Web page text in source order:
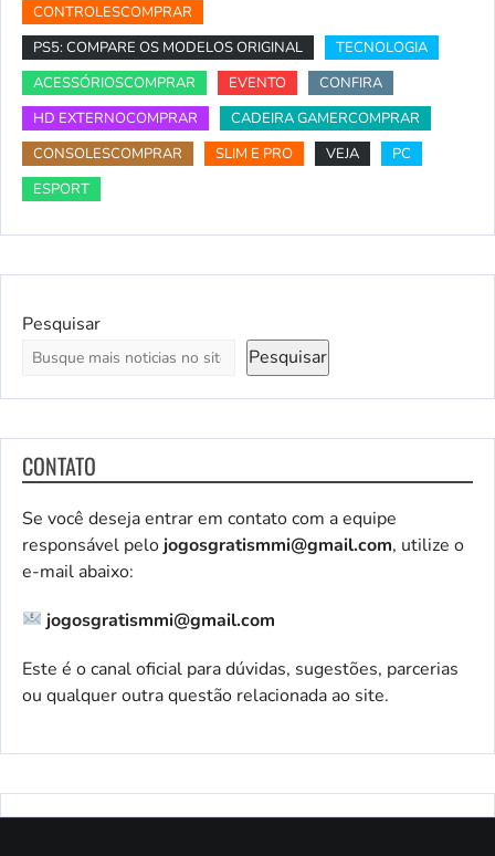
CONTROLESCOMPRAR
PS5: COMPARE OS MODELOS ORIGINAL
TECNOLOGIA
ACESSÓRIOSCOMPRAR
EVENTO
CONFIRA
HD EXTERNOCOMPRAR
CADEIRA GAMERCOMPRAR
CONSOLESCOMPRAR
SLIM E PRO VEJA
PC
ESPORT
Pesquisar
Pesquisar
CONTATO
Se você deseja entrar em contato com a equipe
responsável pelo jogosgratismmi@gmail.com, utilize o
e-mail abaixo:
jogosgratismmi@gmail.com
Este é o canal oficial para dúvidas, sugestões, parcerias
ou qualquer outra questão relacionada ao site.